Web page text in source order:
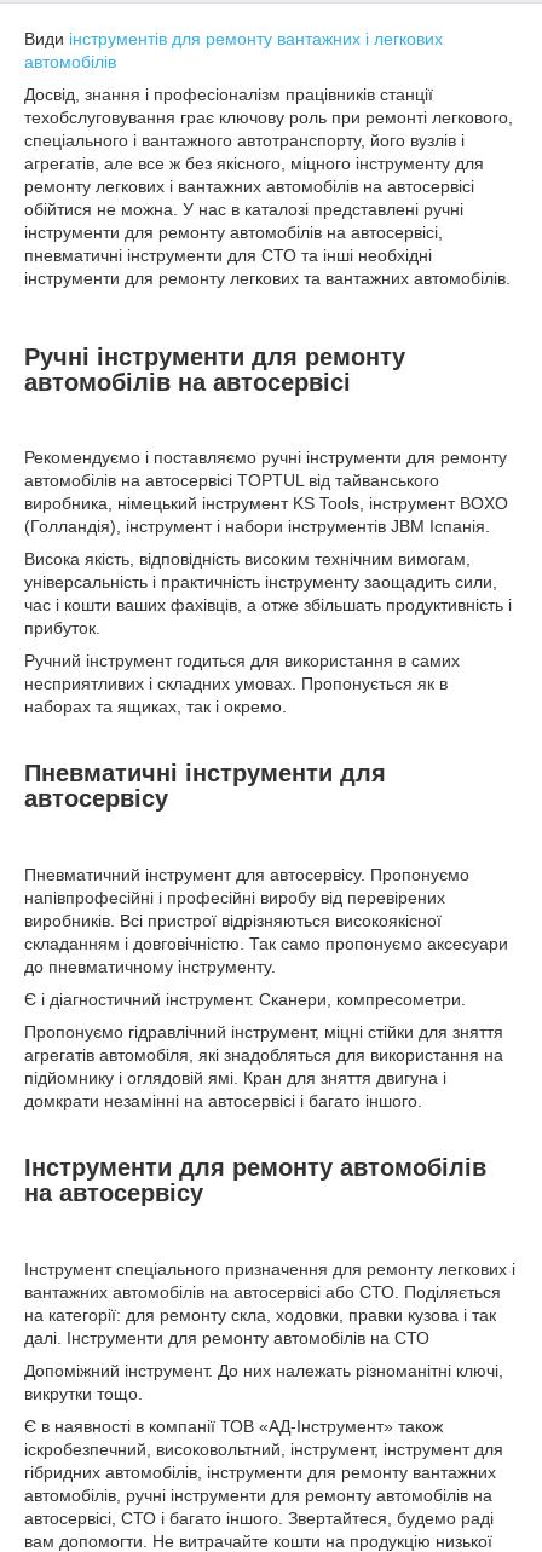
Види інструментів для ремонту вантажних і легкових
автомобілів
Досвід, знання і професіоналізм працівників станції
техобслуговування грає ключову роль при ремонті легкового,
спеціального і вантажного автотранспорту, його вузлів і
агрегатів, але все ж без якісного, міцного інструменту для
ремонту легкових і вантажних автомобілів на автосервісі
обійтися не можна. У нас в каталозі представлені ручні
інструменти для ремонту автомобілів на автосервісі,
пневматичні інструменти для СТО та інші необхідні
інструменти для ремонту легкових та вантажних автомобілів.
Ручні інструменти для ремонту
автомобілів на автосервісі
Рекомендуємо і поставляємо ручні інструменти для ремонту
автомобілів на автосервісі TOPTUL від тайванського
виробника, німецький інструмент KS Tools, інструмент BOXO
(Голландія), інструмент і набори інструментів JBM Іспанія.
Висока якість, відповідність високим технічним вимогам,
універсальність і практичність інструменту заощадить сили,
час і кошти ваших фахівців, а отже збільшать продуктивність і
прибуток.
Ручний інструмент годиться для використання в самих
несприятливих і складних умовах. Пропонується як в
наборах та ящиках, так і окремо.
Пневматичні інструменти для
автосервісу
Пневматичний інструмент для автосервісу. Пропонуємо
напівпрофесійні і професійні виробу від перевірених
виробників. Всі пристрої відрізняються високоякісної
складанням і довговічністю. Так само пропонуємо аксесуари
до пневматичному інструменту.
Є і діагностичний інструмент. Сканери, компресометри.
Пропонуємо гідравлічний інструмент, міцні стійки для зняття
агрегатів автомобіля, які знадобляться для використання на
підйомнику і оглядовій ямі. Кран для зняття двигуна і
домкрати незамінні на автосервісі і багато іншого.
Інструменти для ремонту автомобілів
на автосервісу
Інструмент спеціального призначення для ремонту легкових і
вантажних автомобілів на автосервісі або СТО. Поділяється
на категорії: для ремонту скла, ходовки, правки кузова і так
далі. Інструменти для ремонту автомобілів на СТО
Допоміжний інструмент. До них належать різноманітні ключі,
викрутки тощо.
Є в наявності в компанії ТОВ «АД-Інструмент» також
іскробезпечний, високовольтний, інструмент, інструмент для
гібридних автомобілів, інструменти для ремонту вантажних
автомобілів, ручні інструменти для ремонту автомобілів на
автосервісі, СТО і багато іншого. Звертайтеся, будемо раді
вам допомогти. Не витрачайте кошти на продукцію низької